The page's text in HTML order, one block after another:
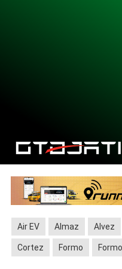
Air EV Almaz Alvez
Cortez Formo